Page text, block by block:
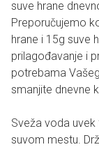
suve hrane
Preporučujemo
hrane i 15g suve
prilagođavanje i
potrebama
smanjite dnevne
Sveža voda uvek
suvom mestu.